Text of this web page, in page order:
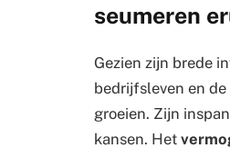
seumeren
Gezien zijn brede
bedrijfsleven en
groeien. Zijn
kansen. Het